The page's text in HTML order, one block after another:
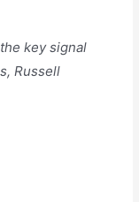
key signal
Russell